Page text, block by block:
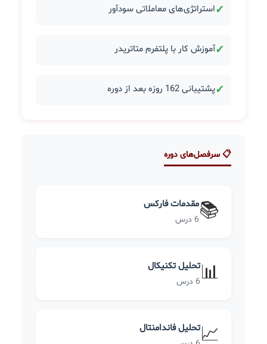
✓استراتژی‌های معاملاتی سودآور
✓آموزش کار با پلتفرم متاتریدر
✓پشتیبانی 162 روزه بعد از دوره
📋 سرفصل‌های دوره
📚مقدمات فارکس
6 درس
📊تحلیل تکنیکال
6 درس
📈تحلیل فاندامنتال